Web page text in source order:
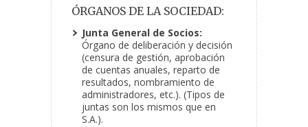
ÓRGANOS DE LA SOCIEDAD:
Junta General de Socios:
Órgano de deliberación y decisión
(censura de gestión, aprobación
de cuentas anuales, reparto de
resultados, nombramiento de
administradores, etc.). (Tipos de
juntas son los mismos que en
S.A.).